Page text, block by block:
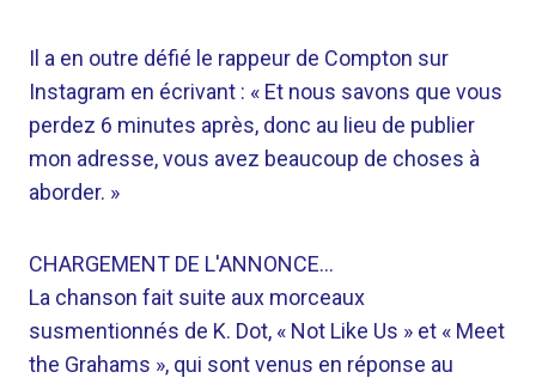
Il a en outre défié le rappeur de Compton sur
Instagram en écrivant : « Et nous savons que vous
perdez 6 minutes après, donc au lieu de publier
mon adresse, vous avez beaucoup de choses à
aborder. »
CHARGEMENT DE L'ANNONCE…
La chanson fait suite aux morceaux
susmentionnés de K. Dot, « Not Like Us » et « Meet
the Grahams », qui sont venus en réponse au